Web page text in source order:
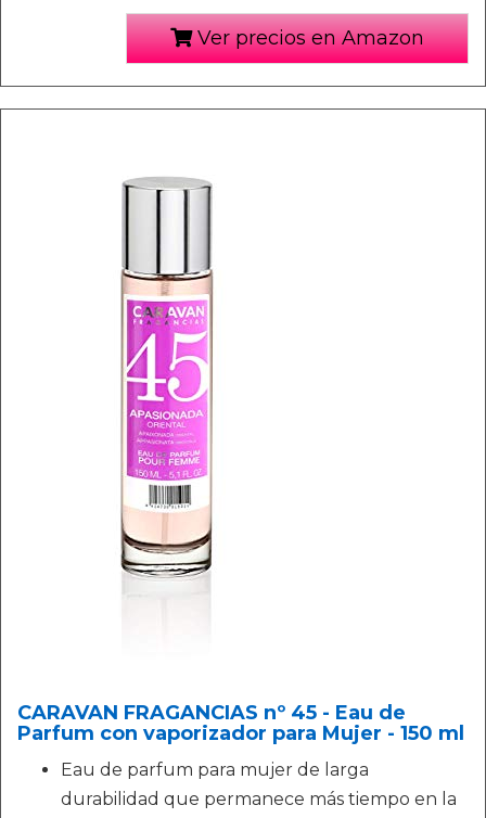
Ver precios en Amazon
CARAVAN FRAGANCIAS nº 45 - Eau de
Parfum con vaporizador para Mujer - 150 ml
Eau de parfum para mujer de larga
durabilidad que permanece más tiempo en la